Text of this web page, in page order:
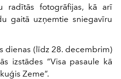
radītās fotogrāfijas, kā arī
gaitā uzņemtie sniegavīru
dienas (līdz 28. decembrim)
izstādes “Visa pasaule kā
Zeme”.